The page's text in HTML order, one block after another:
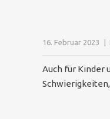
16. Februar 2023
Auch für Kinder